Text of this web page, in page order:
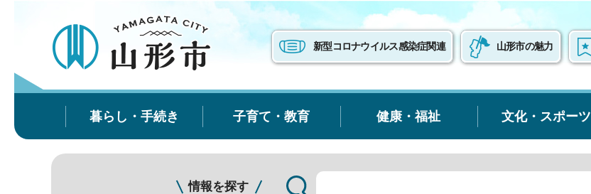
新型コロナウイルス感染症関連 山形市の魅力
暮らし・手続き 子育て・教育 健康・福祉 文化・スポーツ
情報を探す